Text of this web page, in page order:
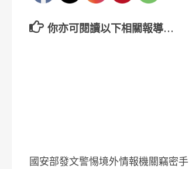
你亦可閱讀以下相關報導…
國安部發文警惕境外情報機關竊密手